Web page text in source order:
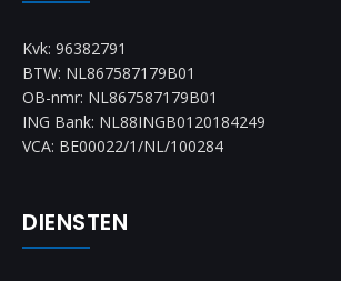
Kvk: 96382791
BTW: NL867587179B01
OB-nmr: NL867587179B01
ING Bank: NL88INGB0120184249
VCA: BE00022/1/NL/100284
DIENSTEN